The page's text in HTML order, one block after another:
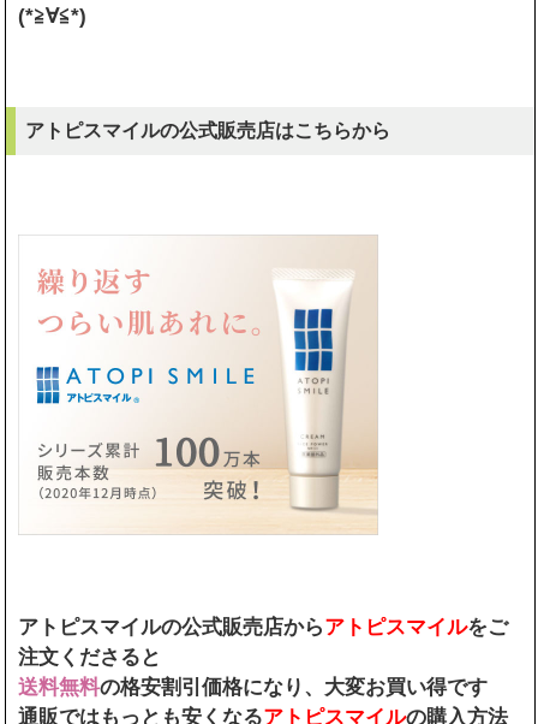
(*≧∀≦*)
アトピスマイルの公式販売店はこちらから
アトピスマイルの公式販売店からアトピスマイルをご
注文くださると
送料無料の格安割引価格になり、大変お買い得です
通販ではもっとも安くなるアトピスマイルの購入方法